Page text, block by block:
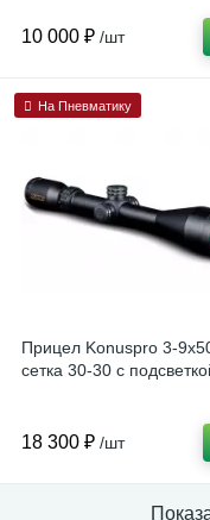
10 000 ₽ /шт
На Пневматику
Прицел Konuspro 3-
сетка 30-30 с
18 300 ₽ /шт